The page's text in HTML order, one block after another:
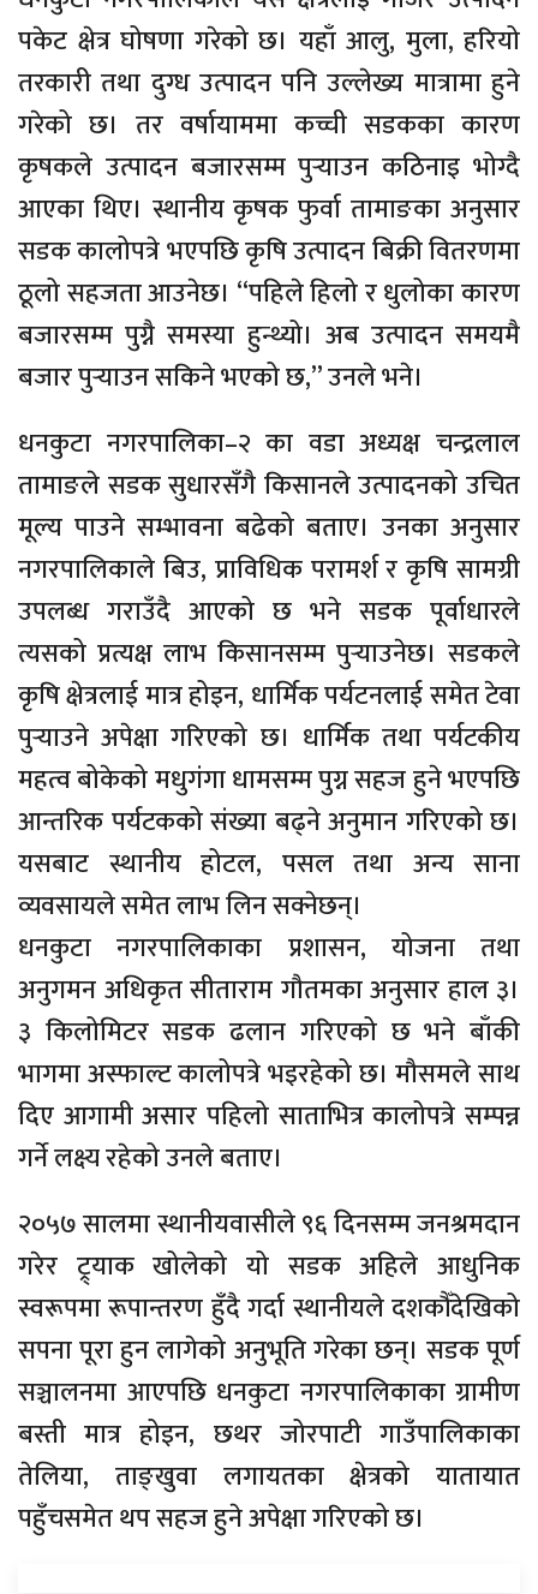
पकेट क्षेत्र घोषणा गरेको छ। यहाँ आलु, मुला, हरियो
तरकारी तथा दुग्ध उत्पादन पनि उल्लेख्य मात्रामा हुने
गरेको छ। तर वर्षायाममा कच्ची सडकका कारण
कृषकले उत्पादन बजारसम्म पुर्‍याउन कठिनाइ भोग्दै
आएका थिए। स्थानीय कृषक फुर्वा तामाङका अनुसार
सडक कालोपत्रे भएपछि कृषि उत्पादन बिक्री वितरणमा
ठूलो सहजता आउनेछ। “पहिले हिलो र धुलोका कारण
बजारसम्म पुग्नै समस्या हुन्थ्यो। अब उत्पादन समयमै
बजार पुर्‍याउन सकिने भएको छ,” उनले भने।
धनकुटा नगरपालिका–२ का वडा अध्यक्ष चन्द्रलाल
तामाङले सडक सुधारसँगै किसानले उत्पादनको उचित
मूल्य पाउने सम्भावना बढेको बताए। उनका अनुसार
नगरपालिकाले बिउ, प्राविधिक परामर्श र कृषि सामग्री
उपलब्ध गराउँदै आएको छ भने सडक पूर्वाधारले
त्यसको प्रत्यक्ष लाभ किसानसम्म पुर्‍याउनेछ। सडकले
कृषि क्षेत्रलाई मात्र होइन, धार्मिक पर्यटनलाई समेत टेवा
पुर्‍याउने अपेक्षा गरिएको छ। धार्मिक तथा पर्यटकीय
महत्व बोकेको मधुगंगा धामसम्म पुग्न सहज हुने भएपछि
आन्तरिक पर्यटकको संख्या बढ्ने अनुमान गरिएको छ।
यसबाट स्थानीय होटल, पसल तथा अन्य साना
व्यवसायले समेत लाभ लिन सक्नेछन्।
धनकुटा नगरपालिकाका प्रशासन, योजना तथा
अनुगमन अधिकृत सीताराम गौतमका अनुसार हाल ३।
३ किलोमिटर सडक ढलान गरिएको छ भने बाँकी
भागमा अस्फाल्ट कालोपत्रे भइरहेको छ। मौसमले साथ
दिए आगामी असार पहिलो साताभित्र कालोपत्रे सम्पन्न
गर्ने लक्ष्य रहेको उनले बताए।
२०५७ सालमा स्थानीयवासीले ९६ दिनसम्म जनश्रमदान
गरेर ट्र्याक खोलेको यो सडक अहिले आधुनिक
स्वरूपमा रूपान्तरण हुँदै गर्दा स्थानीयले दशकौँदेखिको
सपना पूरा हुन लागेको अनुभूति गरेका छन्। सडक पूर्ण
सञ्चालनमा आएपछि धनकुटा नगरपालिकाका ग्रामीण
बस्ती मात्र होइन, छथर जोरपाटी गाउँपालिकाका
तेलिया, ताङ्खुवा लगायतका क्षेत्रको यातायात
पहुँचसमेत थप सहज हुने अपेक्षा गरिएको छ।